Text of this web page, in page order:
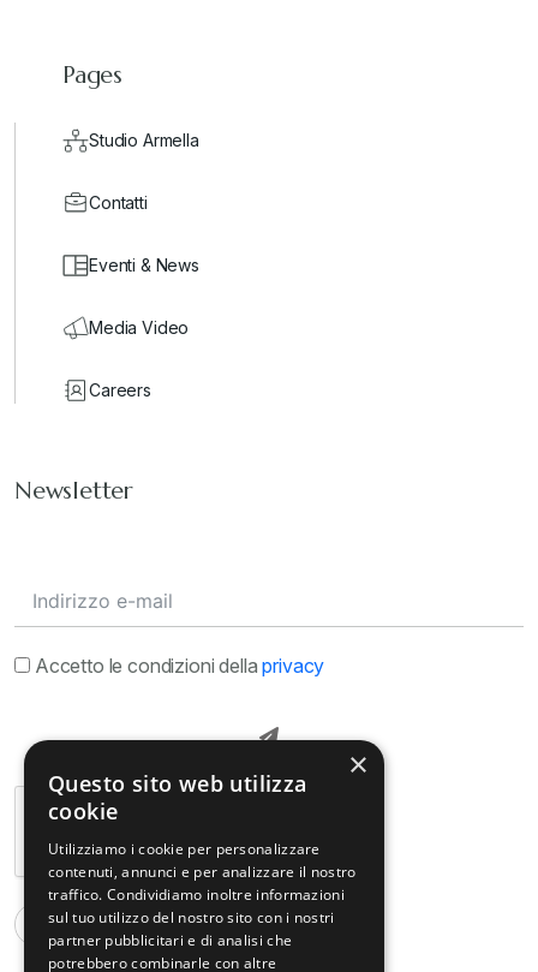
Pages
Studio Armella
Contatti
Eventi & News
Media Video
Careers
Newsletter
Accetto le condizioni dellaprivacy
×
Questo sito web utilizza
cookie
Utilizziamo i cookie per personalizzare
contenuti, annunci e per analizzare il nostro
traffico. Condividiamo inoltre informazioni
sul tuo utilizzo del nostro sito con i nostri
partner pubblicitari e di analisi che
potrebbero combinarle con altre